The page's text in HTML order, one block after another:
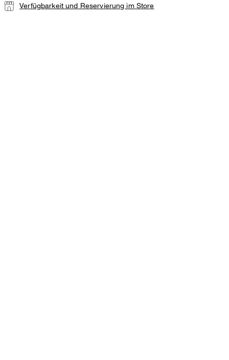
Verfügbarkeit und Reservierung im Store